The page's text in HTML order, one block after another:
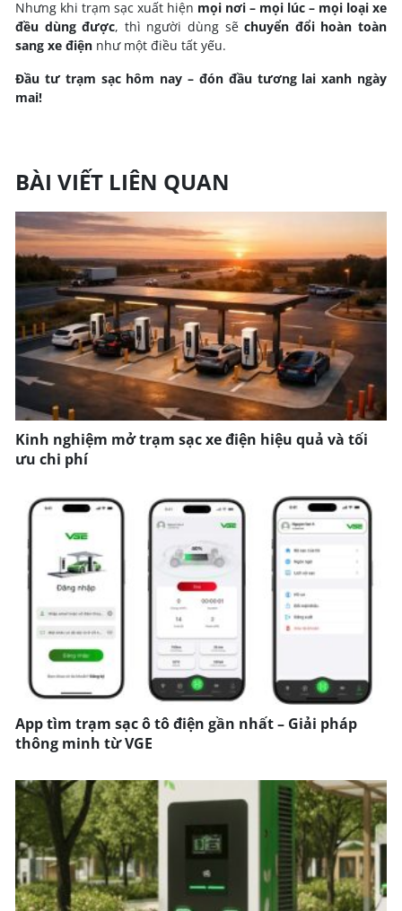
Nhưng khi trạm sạc xuất hiện mọi nơi – mọi lúc – mọi loại xe
đều dùng được, thì người dùng sẽchuyển đổi hoàn toàn
sang xe điện như một điều tất yếu.
Đầu tư trạm sạc hôm nay – đón đầu tương lai xanh ngày
mai!
BÀI VIẾT LIÊN QUAN
Kinh nghiệm mở trạm sạc xe điện hiệu quả và tối
ưu chi phí
App tìm trạm sạc ô tô điện gần nhất – Giải pháp
thông minh từ VGE